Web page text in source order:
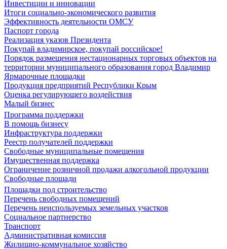
Инвестиции и инновации
Итоги социально-экономического развития
Эффективность деятельности ОМСУ
Паспорт города
Реализация указов Президента
Покупай владимирское, покупай российское!
Порядок размещения нестационарных торговых объектов на
территории муниципального образования город Владимир
Ярмарочные площадки
Продукция предприятий Республики Крым
Оценка регулирующего воздействия
Малый бизнес
Программа поддержки
В помощь бизнесу
Инфраструктура поддержки
Реестр получателей поддержки
Свободные муниципальные помещения
Имущественная поддержка
Ограничение розничной продажи алкогольной продукции
Свободные площади
Площадки под строительство
Перечень свободных помещений
Перечень неиспользуемых земельных участков
Социальное партнерство
Транспорт
Административная комиссия
Жилищно-коммунальное хозяйство